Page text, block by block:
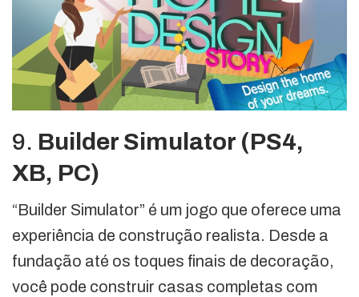
9. Builder Simulator (PS4,
XB, PC)
“Builder Simulator” é um jogo que oferece uma
experiência de construção realista. Desde a
fundação até os toques finais de decoração,
você pode construir casas completas com